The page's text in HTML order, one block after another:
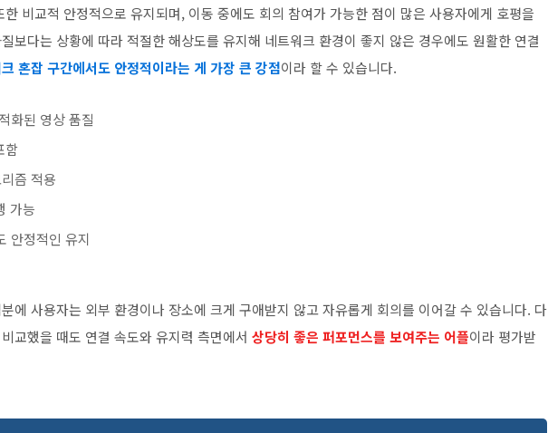
한 비교적 안정적으로 유지되며, 이동 중에도 회의 참여가 가능한 점이 많은 사용자에게 호평을
보다는 상황에 따라 적절한 해상도를 유지해 네트워크 환경이 좋지 않은 경우에도 원활한 연결
혼잡 구간에서도 안정적이라는 게 가장 큰 강점이라 할 수 있습니다.
화된 영상 품질
함
즘 적용
가능
안정적인 유지
에 사용자는 외부 환경이나 장소에 크게 구애받지 않고 자유롭게 회의를 이어갈 수 있습니다. 다
교했을 때도 연결 속도와 유지력 측면에서 상당히 좋은 퍼포먼스를 보여주는 어플이라 평가받